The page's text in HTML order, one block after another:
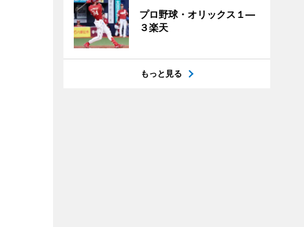
プロ野球・オリックス１―
３楽天
もっと見る